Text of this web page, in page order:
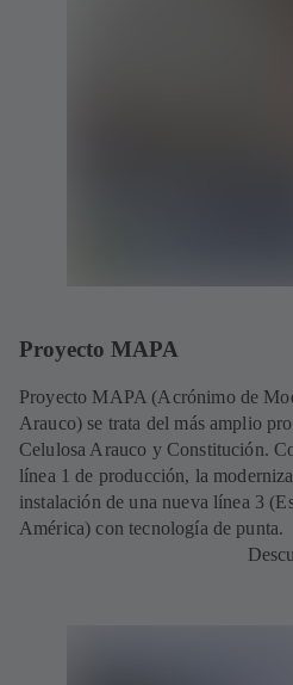
Proyecto MAPA
Proyecto MAPA (Acrónimo de
Arauco) se trata del más amplio
Celulosa Arauco y Constitución.
línea 1 de producción, la
instalación de una nueva línea 3
América) con tecnología de punta.